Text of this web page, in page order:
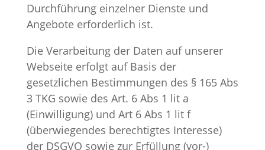
Durchführung einzelner Dienste und
Angebote erforderlich ist.
Die Verarbeitung der Daten auf unserer
Webseite erfolgt auf Basis der
gesetzlichen Bestimmungen des § 165 Abs
3 TKG sowie des Art. 6 Abs 1 lit a
(Einwilligung) und Art 6 Abs 1 lit f
(überwiegendes berechtigtes Interesse)
der DSGVO sowie zur Erfüllung (vor-)